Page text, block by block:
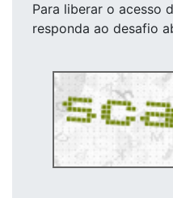
Para liberar o acesso
responda ao desafio